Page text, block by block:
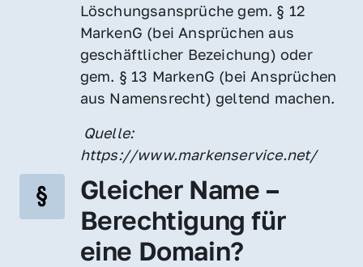
Löschungsansprüche gem. § 12
MarkenG (bei Ansprüchen aus
geschäftlicher Bezeichung) oder
gem. § 13 MarkenG (bei Ansprüchen
aus Namensrecht) geltend machen.
https://www.markenservice.net/
Gleicher Name –
Berechtigung für
eine Domain?